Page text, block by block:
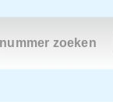
zoeken